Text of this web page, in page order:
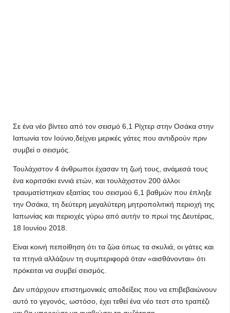
Σε ένα νέο βίντεο από τον σεισμό 6,1 Ρίχτερ στην Οσάκα στην
Ιαπωνία τον Ιούνιο,δείχνει μερικές γάτες που αντιδρούν πριν
συμβεί ο σεισμός.
Τουλάχιστον 4 άνθρωποι έχασαν τη ζωή τους, ανάμεσά τους
ένα κοριτσάκι εννιά ετών, και τουλάχιστον 200 άλλοι
τραυματίστηκαν εξαιτίας του σεισμού 6,1 βαθμών που έπληξε
την Οσάκα, τη δεύτερη μεγαλύτερη μητροπολιτική περιοχή της
Ιαπωνίας και περιοχές γύρω από αυτήν το πρωί της Δευτέρας,
18 Ιουνίου 2018.
Είναι κοινή πεποίθηση ότι τα ζώα όπως τα σκυλιά, οι γάτες και
τα πτηνά αλλάζουν τη συμπεριφορά όταν «αισθάνονται» ότι
πρόκειται να συμβεί σεισμός.
Δεν υπάρχουν επιστημονικές αποδείξεις που να επιβεβαιώνουν
αυτό το γεγονός, ωστόσο, έχει τεθεί ένα νέο τεστ στο τραπέζι